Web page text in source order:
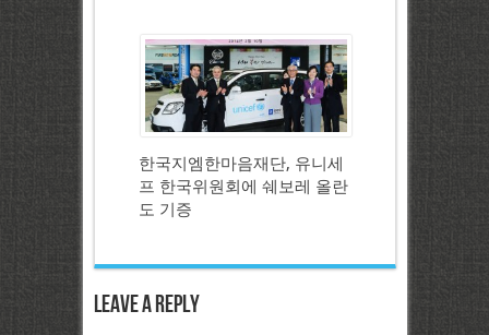
한국지엠한마음재단, 유니세
프 한국위원회에 쉐보레 올란
도 기증
Leave a Reply